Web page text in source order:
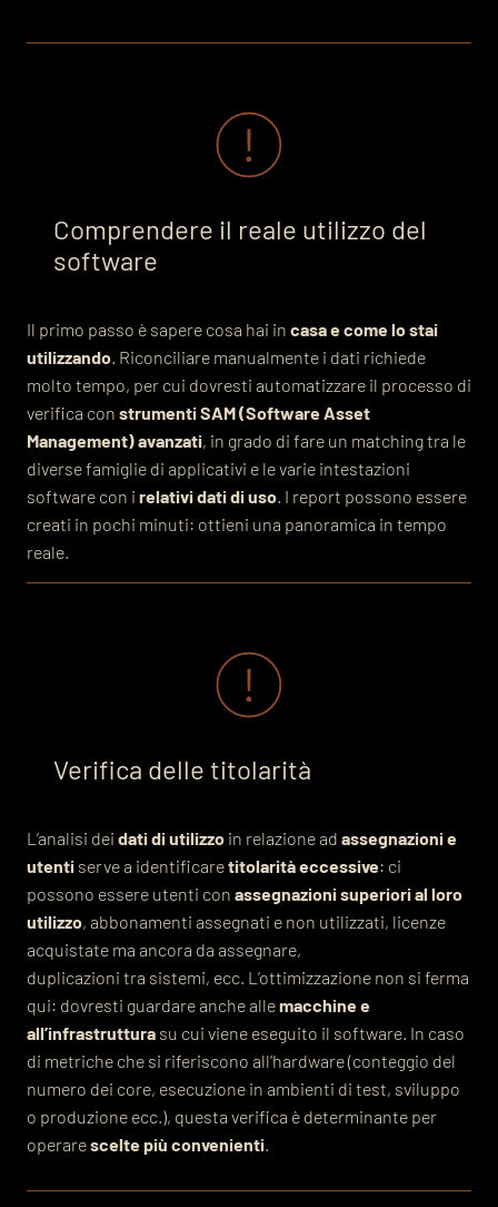
Comprendere il reale utilizzo del
software
Il primo passo è sapere cosa hai in casa e come lo stai
utilizzando . Riconciliare manualmente i dati richiede
molto tempo, per cui dovresti automatizzare il processo di
verifica con strumenti SAM (Software Asset
Management) avanzati, in grado di fare un matching tra le
diverse famiglie di applicativi e le varie intestazioni
software con i relativi dati di uso . I report possono essere
creati in pochi minuti: ottieni una panoramica in tempo
reale.
Verifica delle titolarità
L’analisi dei dati di utilizzo in relazione ad assegnazioni e
utenti serve a identificaretitolarità eccessive: ci
possono essere utenti con assegnazioni superiori al loro
utilizzo, abbonamenti assegnati e non utilizzati, licenze
acquistate ma ancora da assegnare,
duplicazioni tra sistemi, ecc. L’ottimizzazione non si ferma
qui: dovresti guardare anche allemacchine e
all’infrastruttura su cui viene eseguito il software. In caso
di metriche che si riferiscono all’hardware (conteggio del
numero dei core, esecuzione in ambienti di test, sviluppo
o produzione ecc.), questa verifica è determinante per
operarescelte più convenienti